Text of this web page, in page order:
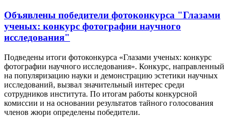
Объявлены победители фотоконкурса "Глазами
ученых: конкурс фотографии научного
исследования"
Подведены итоги фотоконкурса «Глазами ученых: конкурс
фотографии научного исследования». Конкурс, направленный
на популяризацию науки и демонстрацию эстетики научных
исследований, вызвал значительный интерес среди
сотрудников института. По итогам работы конкурсной
комиссии и на основании результатов тайного голосования
членов жюри определены победители.